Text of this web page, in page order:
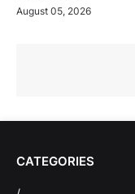
August 05, 2026
CATEGORIES